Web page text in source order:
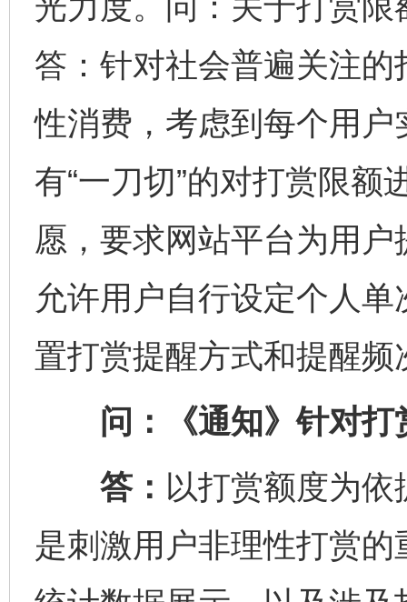
答：针对社会普遍关注
性消费，考虑到每个用
有“一刀切”的对打赏限额
愿，要求网站平台为用
允许用户自行设定个人
置打赏提醒方式和提醒
问：《通知》针对打
答： 以打赏额度为
是刺激用户非理性打赏